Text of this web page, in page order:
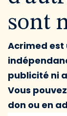
sont
Acrimed est
publicité ni
Vous
don ou en